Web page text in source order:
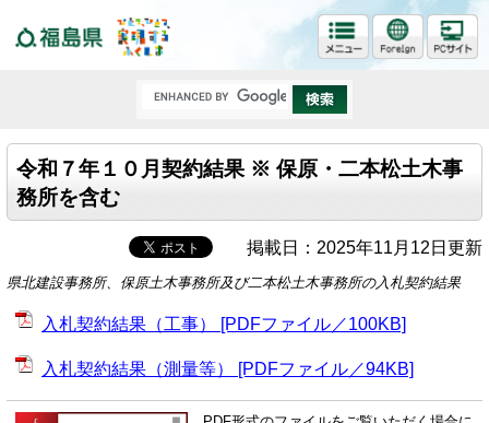
令和７年１０月契約結果 ※ 保原・二本松土木事
務所を含む
掲載日：2025年11月12日更新
県北建設事務所、保原土木事務所及び二本松土木事務所の入札契約結果
入札契約結果（工事） [PDFファイル／100KB]
入札契約結果（測量等） [PDFファイル／94KB]